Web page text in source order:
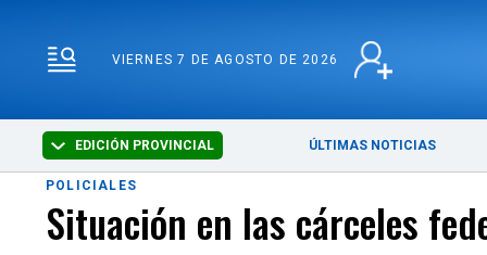
VIERNES 7 DE AGOSTO DE 2026
EDICIÓN PROVINCIAL ÚLTIMAS NOTICIAS
VIERNES 7 DE AGOSTO
POLICIALES
Situación en las cárceles